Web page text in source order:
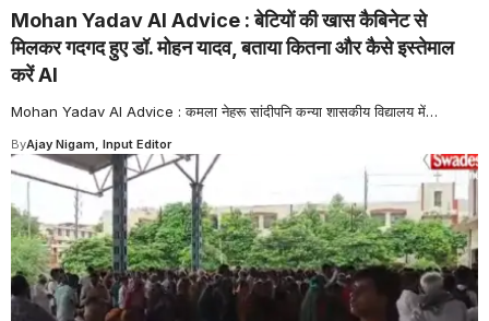
Mohan Yadav AI Advice : बेटियों की खास कैबिनेट से
मिलकर गदगद हुए डॉ. मोहन यादव, बताया कितना और कैसे इस्तेमाल
करें AI
Mohan Yadav AI Advice : कमला नेहरू सांदीपनि कन्या शासकीय विद्यालय में…
ByAjay Nigam, Input Editor